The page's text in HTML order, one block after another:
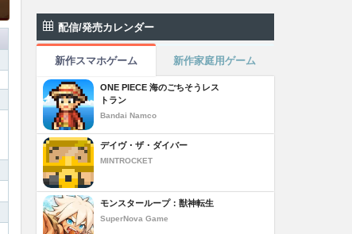
配信/発売カレンダー
新作スマホゲーム 新作家庭用ゲーム
ONE PIECE 海のごちそうレス
トラン
Bandai Namco
デイヴ・ザ・ダイバー
MINTROCKET
モンスターループ：獣神転生
SuperNova Game